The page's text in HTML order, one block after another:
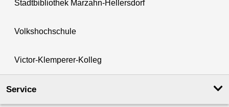
Stadtbibliothek Marzahn-Hellersdorf
Volkshochschule
Victor-Klemperer-Kolleg
Service